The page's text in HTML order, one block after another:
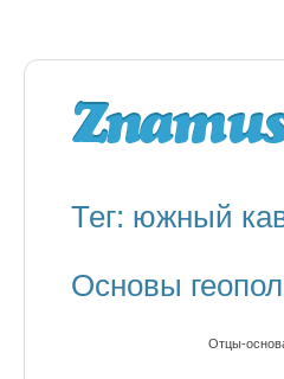
Тег: южный
Основы
Отцы-